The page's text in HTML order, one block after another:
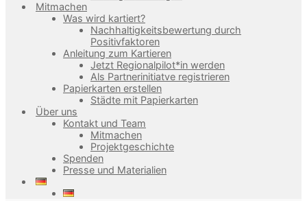
Mitmachen
Was wird kartiert?
Nachhaltigkeitsbewertung durch
Positivfaktoren
Anleitung zum Kartieren
Jetzt Regionalpilot*in werden
Als Partnerinitiatve registrieren
Papierkarten erstellen
Städte mit Papierkarten
Über uns
Kontakt und Team
Mitmachen
Projektgeschichte
Spenden
Presse und Materialien